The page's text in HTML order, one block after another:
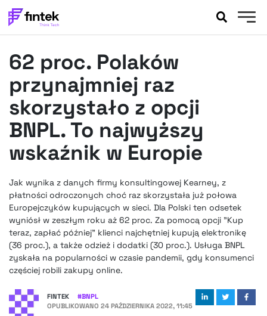
BANKOWOŚĆ
EVENTY
FELIETONY
WYWIADY
LEGAL
PODCASTY
FINTEKEXTRA
OKIEM EKSPERTA
62 proc. Polaków
przynajmniej raz
skorzystało z opcji
BNPL. To najwyższy
wskaźnik w Europie
Jak wynika z danych firmy konsultingowej Kearney, z
płatności odroczonych choć raz skorzystała już połowa
Europejczyków kupujących w sieci. Dla Polski ten odsetek
wyniósł w zeszłym roku aż 62 proc. Za pomocą opcji "Kup
teraz, zapłać później" klienci najchętniej kupują elektronikę
(36 proc.), a także odzież i dodatki (30 proc.). Usługa BNPL
zyskała na popularności w czasie pandemii, gdy konsumenci
częściej robili zakupy online.
FINTEK #BNPL
OPUBLIKOWANO 24 PAŹDZIERNIKA 2022, 11:45